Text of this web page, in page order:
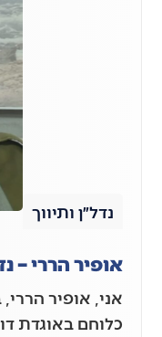
נדל״ן ותיווך
אופיר הררי –
כלוחם באוגדת